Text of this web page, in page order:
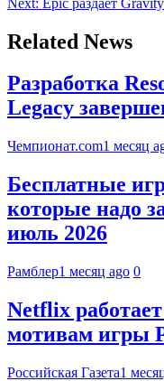
Related News
Разработка
Legacy
Чемпионат.com1 месяц
Бесплатные
которые надо
июль 2026
Рамблер1 месяц ago 0
Netflix
мотивам игры
Российская Газета1